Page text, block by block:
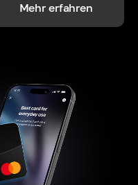
Mehr erfahren